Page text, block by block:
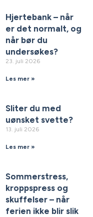
Hjertebank – når
er det normalt, og
når bør du
undersøkes?
23. juli 2026
Les mer »
Sliter du med
uønsket svette?
13. juli 2026
Les mer »
Sommerstress,
kroppspress og
skuffelser – når
ferien ikke blir slik